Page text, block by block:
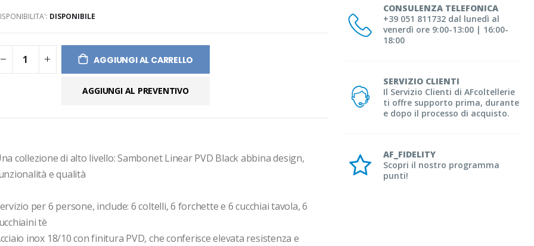
CONSULENZA TELEFONICA
+39 051 811732 dal lunedì al
venerdì ore 9:00-13:00 | 16:00-
18:00
SERVIZIO CLIENTI
Il Servizio Clienti di AFcoltellerie
ti offre supporto prima, durante
e dopo il processo di acquisto.
AF_FIDELITY
Scopri il nostro programma
punti!
DISPONIBILE
AGGIUNGI AL CARRELLO
AGGIUNGI AL PREVENTIVO
collezione di alto livello: Sambonet Linear PVD Black abbina design,
e qualità
per 6 persone, include: 6 coltelli, 6 forchette e 6 cucchiai tavola, 6
tè
inox 18/10 con finitura PVD, che conferisce elevata resistenza e